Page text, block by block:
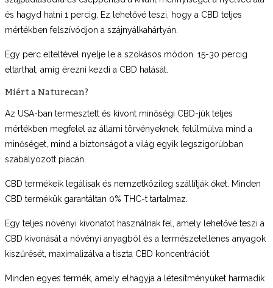
és hagyd hatni 1 percig. Ez lehetővé teszi, hogy a CBD teljes
mértékben felszívódjon a szájnyálkahártyán.
Egy perc elteltével nyelje le a szokásos módon. 15-30 percig
eltarthat, amíg érezni kezdi a CBD hatását.
Miért a Naturecan?
Az USA-ban termesztett és kivont minőségi CBD-jük teljes
mértékben megfelel az állami törvényeknek, felülmúlva mind a
minőséget, mind a biztonságot a világ egyik legszigorúbban
szabályozott piacán.
CBD termékeik legálisak és nemzetközileg szállítják őket. Minden
CBD termékük garantáltan 0% THC-t tartalmaz.
Egy teljes növényi kivonatot használnak fel, amely lehetővé teszi a
CBD kivonását a növényi anyagból és a természetellenes anyagok
kiszűrését, maximalizálva a tiszta CBD koncentrációt.
Minden egyes termék, amely elhagyja a létesítményüket harmadik